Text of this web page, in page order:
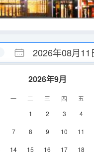
2026年08月11
2026年9月
一 二 三 四 五
1
2 3 4
7 8 9 10 11
14 15 16 17 18
空調 淋浴